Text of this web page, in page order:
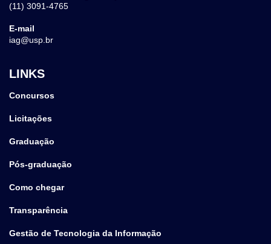
(11) 3091-4765
E-mail
iag@usp.br
LINKS
Concursos
Licitações
Graduação
Pós-graduação
Como chegar
Transparência
Gestão de Tecnologia da Informação